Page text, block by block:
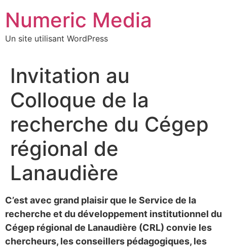
contenu
Numeric Media
Un site utilisant WordPress
Invitation au
Colloque de la
recherche du Cégep
régional de
Lanaudière
C’est avec grand plaisir que le Service de la
recherche et du développement institutionnel du
Cégep régional de Lanaudière (CRL) convie les
chercheurs, les conseillers pédagogiques, les